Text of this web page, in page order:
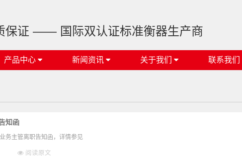
保证 —— 国际双认证标准衡器生产商
产品中心 新闻资讯 关于我们 联系我们
知函
务主管离职告知函，详情参见
阅读原文